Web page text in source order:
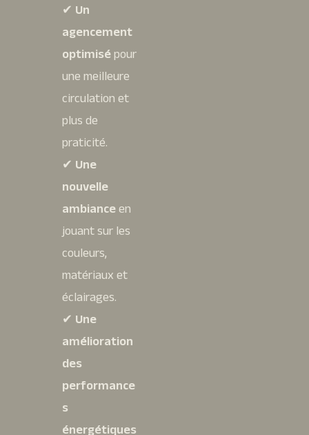
✔ Un
agencement
optimisépour
une meilleure
circulation et
plus de
praticité.
✔ Une
nouvelle
ambianceen
jouant sur les
couleurs,
matériaux et
éclairages.
✔ Une
amélioration
des
performance
s